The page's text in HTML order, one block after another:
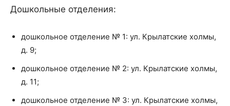
Дошкольные отделения:
дошкольное отделение № 1: ул. Крылатские холмы,
д. 9;
дошкольное отделение № 2: ул. Крылатские холмы,
д. 11;
дошкольное отделение № 3: ул. Крылатские холмы,